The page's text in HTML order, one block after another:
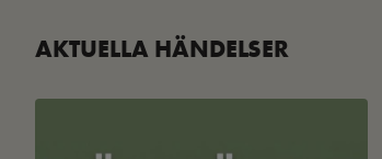
AKTUELLA HÄNDELSER